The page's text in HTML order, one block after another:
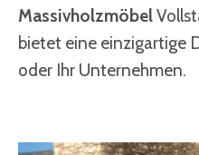
Massivholzmöbel
bietet eine einzigartige
oder Ihr Unternehmen.